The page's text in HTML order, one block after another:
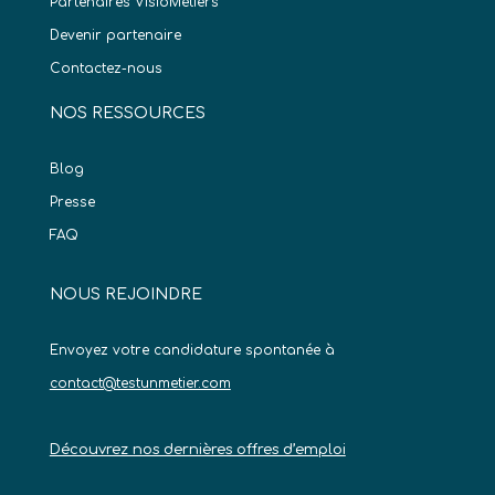
Devenir partenaire
Contactez-nous
NOS RESSOURCES
Blog
Presse
FAQ
NOUS REJOINDRE
Envoyez votre candidature spontanée à
contact@testunmetier.com
Découvrez nos dernières offres d’emploi